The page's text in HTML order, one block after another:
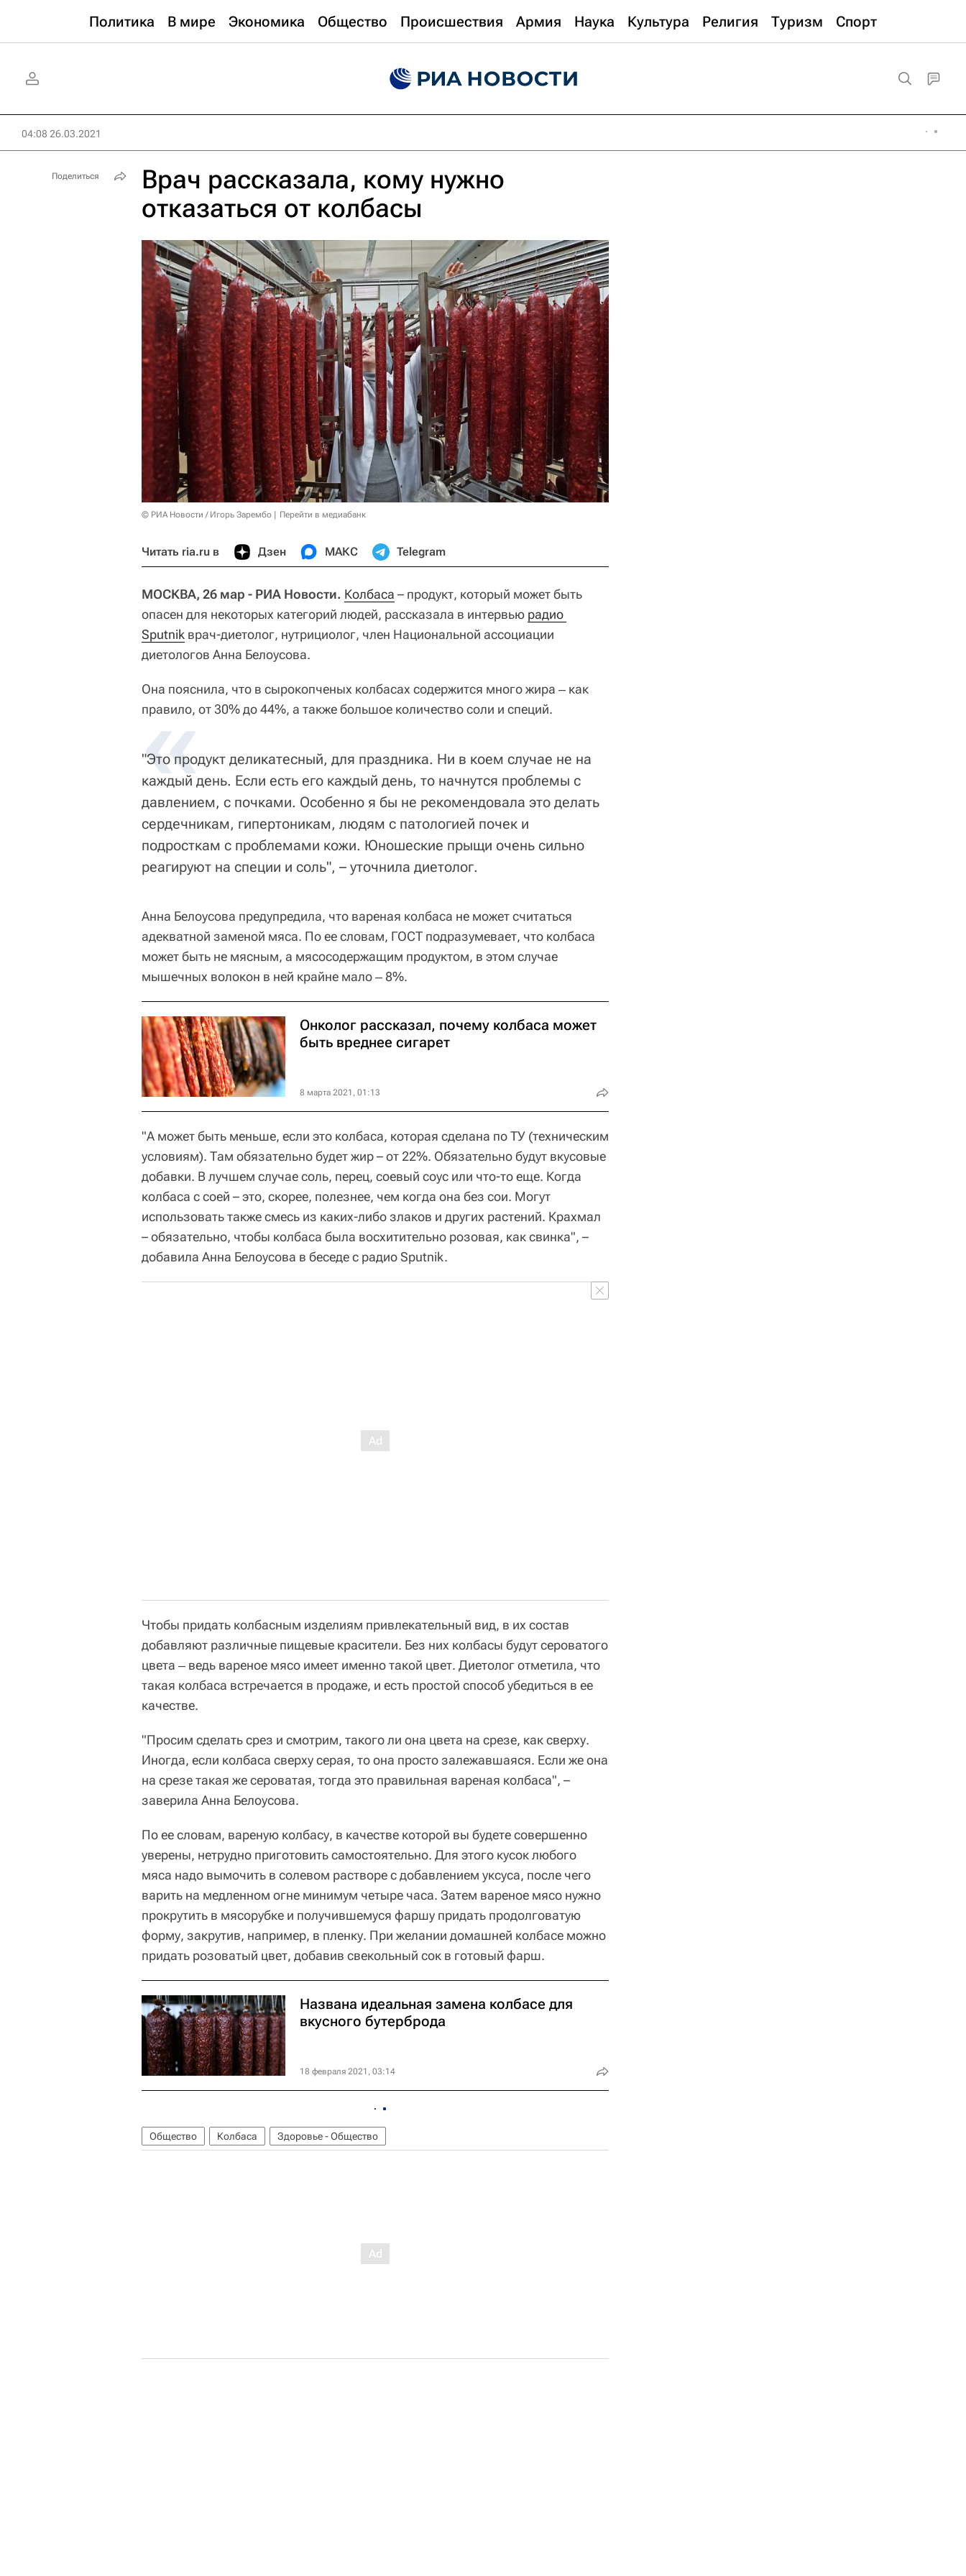
Политика В мире Экономика Общество Происшествия Армия Наука Культура Религия Туризм Спорт
04:08 26.03.2021
Врач рассказала, кому нужно
отказаться от колбасы
© РИА Новости / Игорь Зарембо Перейти в медиабанк
Читать ria.ru в Дзен МАКС Telegram
МОСКВА, 26 мар - РИА Новости. Колбаса – продукт, который может быть
опасен для некоторых категорий людей, рассказала в интервью радио
Sputnik врач-диетолог, нутрициолог, член Национальной ассоциации
диетологов Анна Белоусова.
Она пояснила, что в сырокопченых колбасах содержится много жира ‒ как
правило, от 30% до 44%, а также большое количество соли и специй.
«
"Это продукт деликатесный, для праздника. Ни в коем случае не на
каждый день. Если есть его каждый день, то начнутся проблемы с
давлением, с почками. Особенно я бы не рекомендовала это делать
сердечникам, гипертоникам, людям с патологией почек и
подросткам с проблемами кожи. Юношеские прыщи очень сильно
реагируют на специи и соль", – уточнила диетолог.
Анна Белоусова предупредила, что вареная колбаса не может считаться
адекватной заменой мяса. По ее словам, ГОСТ подразумевает, что колбаса
может быть не мясным, а мясосодержащим продуктом, в этом случае
мышечных волокон в ней крайне мало ‒ 8%.
Онколог рассказал, почему колбаса может
быть вреднее сигарет
8 марта 2021, 01:13
"А может быть меньше, если это колбаса, которая сделана по ТУ (техническим
условиям). Там обязательно будет жир – от 22%. Обязательно будут вкусовые
добавки. В лучшем случае соль, перец, соевый соус или что-то еще. Когда
колбаса с соей – это, скорее, полезнее, чем когда она без сои. Могут
использовать также смесь из каких-либо злаков и других растений. Крахмал
– обязательно, чтобы колбаса была восхитительно розовая, как свинка", –
добавила Анна Белоусова в беседе с радио Sputnik.
Чтобы придать колбасным изделиям привлекательный вид, в их состав
добавляют различные пищевые красители. Без них колбасы будут сероватого
цвета ‒ ведь вареное мясо имеет именно такой цвет. Диетолог отметила, что
такая колбаса встречается в продаже, и есть простой способ убедиться в ее
качестве.
"Просим сделать срез и смотрим, такого ли она цвета на срезе, как сверху.
Иногда, если колбаса сверху серая, то она просто залежавшаяся. Если же она
на срезе такая же сероватая, тогда это правильная вареная колбаса", –
заверила Анна Белоусова.
По ее словам, вареную колбасу, в качестве которой вы будете совершенно
уверены, нетрудно приготовить самостоятельно. Для этого кусок любого
мяса надо вымочить в солевом растворе с добавлением уксуса, после чего
варить на медленном огне минимум четыре часа. Затем вареное мясо нужно
прокрутить в мясорубке и получившемуся фаршу придать продолговатую
форму, закрутив, например, в пленку. При желании домашней колбасе можно
придать розоватый цвет, добавив свекольный сок в готовый фарш.
Названа идеальная замена колбасе для
вкусного бутерброда
18 февраля 2021, 03:14
Общество Колбаса Здоровье - Общество
Поделиться